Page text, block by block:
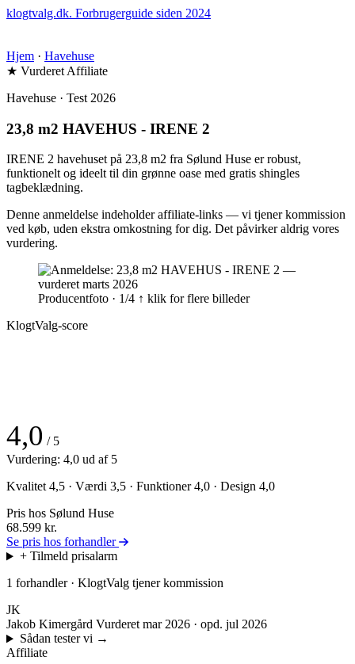
klogtvalg.dk. Forbrugerguide siden 2024
Hjem · Havehuse
★ Vurderet Affiliate
Havehuse · Test 2026
23,8 m2 HAVEHUS - IRENE 2
IRENE 2 havehuset på 23,8 m2 fra Sølund Huse er robust,
funktionelt og ideelt til din grønne oase med gratis shingles
tagbeklædning.
Denne anmeldelse indeholder affiliate-links — vi tjener kommission
ved køb, uden ekstra omkostning for dig. Det påvirker aldrig vores
vurdering.
Producentfoto · 1/4 ↑ klik for flere billeder
KlogtValg-score
4,0 / 5
Vurdering: 4,0 ud af 5
Kvalitet 4,5 · Værdi 3,5 · Funktioner 4,0 · Design 4,0
Pris hos Sølund Huse
68.599 kr.
Se pris hos forhandler
+ Tilmeld prisalarm
1 forhandler · KlogtValg tjener kommission
JK
Jakob Kimergård Vurderet mar 2026 · opd. jul 2026
Sådan tester vi →
Affiliate